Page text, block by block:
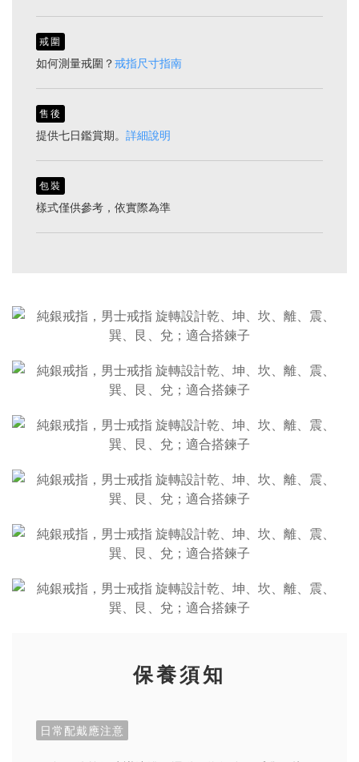
戒圍
如何測量戒圍？戒指尺寸指南
售後
提供七日鑑賞期。 詳細說明
包裝
樣式僅供參考，依實際為準
保養須知
日常配戴應注意